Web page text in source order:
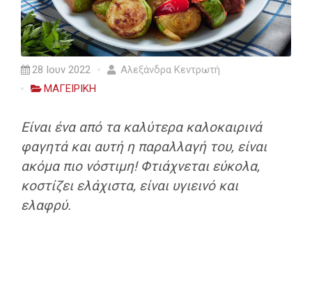
28 Ιουν 2022
Αλεξάνδρα Κεντρωτή
ΜΑΓΕΙΡΙΚΗ
Είναι ένα από τα καλύτερα καλοκαιρινά
φαγητά και αυτή η παραλλαγή του, είναι
ακόμα πιο νόστιμη! Φτιάχνεται εύκολα,
κοστίζει ελάχιστα, είναι υγιεινό και
ελαφρύ.